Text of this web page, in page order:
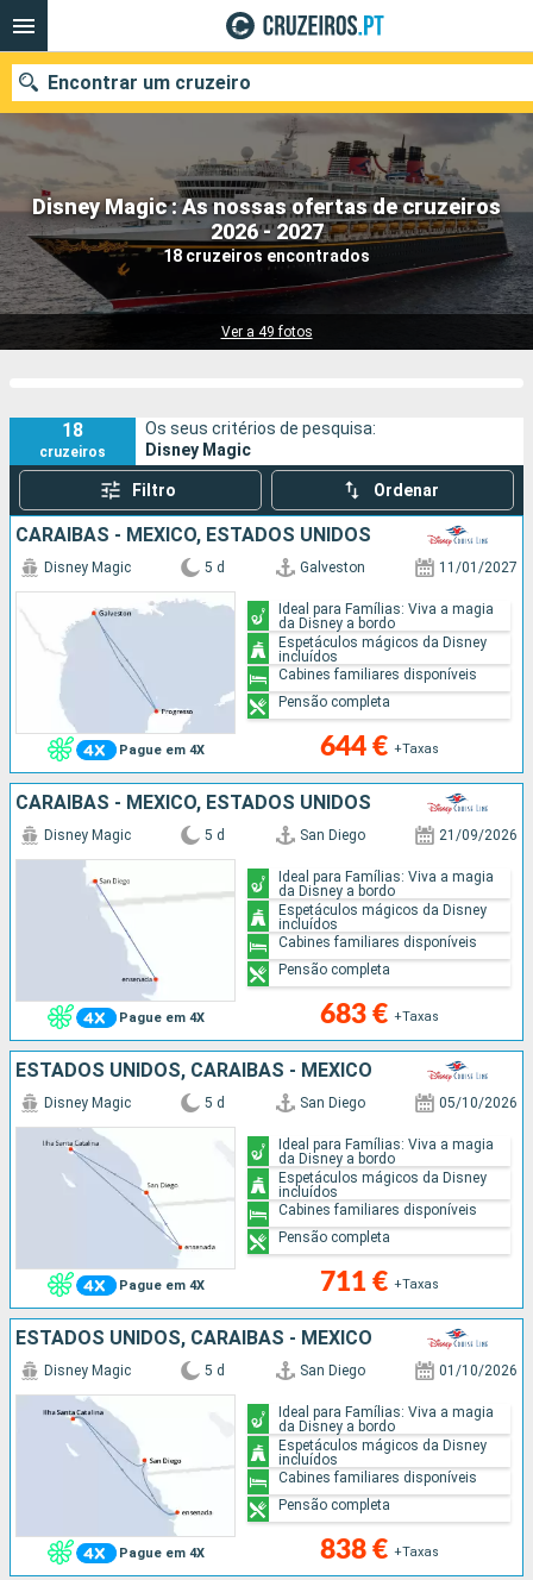
Disney Magic : As nossas ofertas de cruzeiros
2026 - 2027
18 cruzeiros encontrados
Ver a 49 fotos
Encontrar um cruzeiro
Quando ir?
Data de partida
18
cruzeiros
Os seus critérios de pesquisa:
Disney Magic
Filtro Ordenar
CARAIBAS - MEXICO, ESTADOS UNIDOS
Pague em 4X
Disney Magic 5 d Galveston 11/01/2027
644 € +Taxas
Ideal para Famílias: Viva a magia
da Disney a bordo
Espetáculos mágicos da Disney
incluídos
Cabines familiares disponíveis
Pensão completa
CARAIBAS - MEXICO, ESTADOS UNIDOS
Pague em 4X
Disney Magic 5 d San Diego 21/09/2026
683 € +Taxas
Ideal para Famílias: Viva a magia
da Disney a bordo
Espetáculos mágicos da Disney
incluídos
Cabines familiares disponíveis
Pensão completa
ESTADOS UNIDOS, CARAIBAS - MEXICO
Pague em 4X
Disney Magic 5 d San Diego 05/10/2026
711 € +Taxas
Ideal para Famílias: Viva a magia
da Disney a bordo
Espetáculos mágicos da Disney
incluídos
Cabines familiares disponíveis
Pensão completa
ESTADOS UNIDOS, CARAIBAS - MEXICO
Pague em 4X
Disney Magic 5 d San Diego 01/10/2026
838 € +Taxas
Ideal para Famílias: Viva a magia
da Disney a bordo
Espetáculos mágicos da Disney
incluídos
Cabines familiares disponíveis
Pensão completa